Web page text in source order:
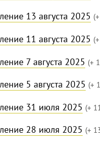
13 августа 2025
11 августа 2025
7 августа 2025 (+
5 августа 2025 (+
31 июля 2025 (+
28 июля 2025 (+